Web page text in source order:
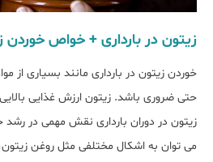
زیتون در بارداری + خواص خوردن
خوردن زیتون در بارداری مانند بسیاری از
حتی ضروری باشد. زیتون ارزش غذایی
زیتون در دوران بارداری نقش مهمی در
می توان به اشکال مختلفی مثل روغن